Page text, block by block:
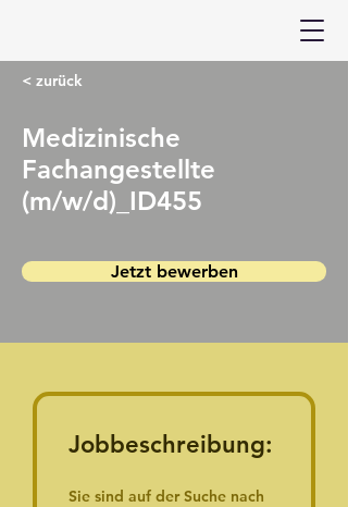
< zurück
Medizinische
Fachangestellte
(m/w/d)_ID455
Jetzt bewerben
Jobbeschreibung:
Sie sind auf der Suche nach